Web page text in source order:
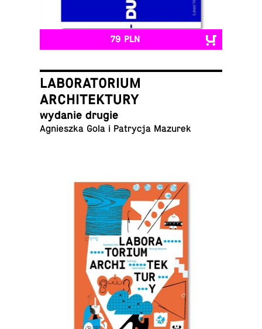
79 PLN
LABORATORIUM
ARCHITEKTURY
wydanie drugie
Ag­nieszka Gola i Pa­trycja Mazurek